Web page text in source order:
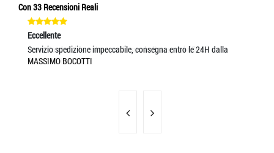
Con 33 Recensioni Reali
Eccellente
Cravatta che si fa notare per la sua bellezza, dai riflessi
CLAUDIO IVALDI
Eccellente
Servizio spedizione impeccabile, consegna entro le 24H dalla
MASSIMO BOCOTTI